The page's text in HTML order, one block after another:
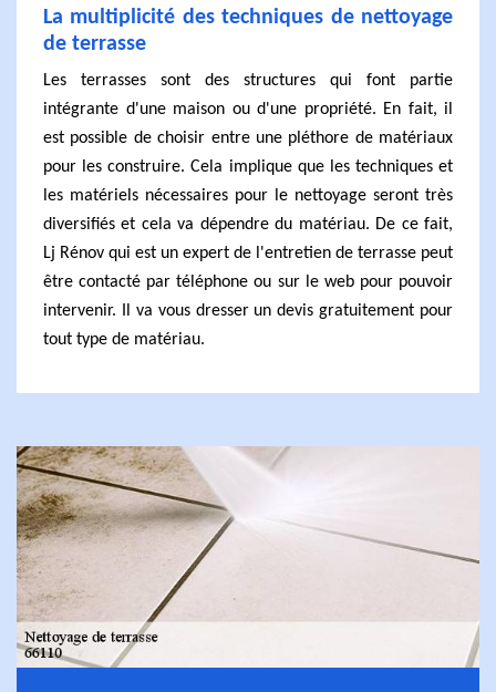
La multiplicité des techniques de nettoyage
de terrasse
Les terrasses sont des structures qui font partie
intégrante d'une maison ou d'une propriété. En fait, il
est possible de choisir entre une pléthore de matériaux
pour les construire. Cela implique que les techniques et
les matériels nécessaires pour le nettoyage seront très
diversifiés et cela va dépendre du matériau. De ce fait,
Lj Rénov qui est un expert de l'entretien de terrasse peut
être contacté par téléphone ou sur le web pour pouvoir
intervenir. Il va vous dresser un devis gratuitement pour
tout type de matériau.